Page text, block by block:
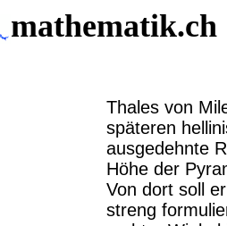
mathematik.ch
Thales von
späteren
ausgedehnte
Höhe der
Von dort soll
streng